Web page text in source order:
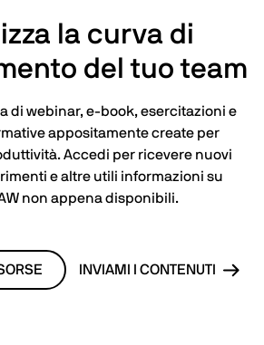
la curva di
del tuo team
di webinar, e-book, esercitazioni e
appositamente create per
Accedi per ricevere nuovi
e altre utili informazioni su
non appena disponibili.
INVIAMI I CONTENUTI